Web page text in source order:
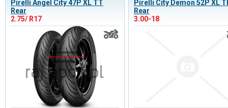
Pirelli Angel City 47P XL TT
Rear
2.75/ R17
Pirelli City Demon 52P XL
Rear
3.00-18